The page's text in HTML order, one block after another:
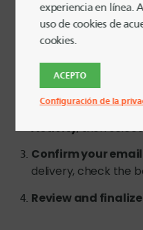
Para los
de crédito
In theCard Center,
Activity, then
Confirm your
delivery, check the
Review and finalize
experiencia en línea.
uso de cookies de
cookies.
ACEPTO
Configuración de la